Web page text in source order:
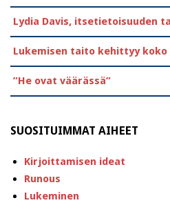
Lydia Davis, itsetietoisuuden
Lukemisen taito kehittyy koko
”He ovat väärässä”
SUOSITUIMMAT AIHEET
Kirjoittamisen ideat
Runous
Lukeminen